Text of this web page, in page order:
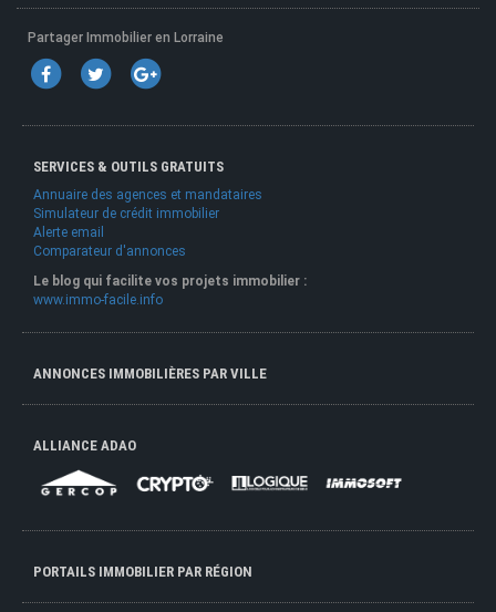
Partager Immobilier en Lorraine
SERVICES & OUTILS GRATUITS
Annuaire des agences et mandataires
Simulateur de crédit immobilier
Alerte email
Comparateur d'annonces
Le blog qui facilite vos projets immobilier :
www.immo-facile.info
ANNONCES IMMOBILIÈRES PAR VILLE
ALLIANCE ADAO
PORTAILS IMMOBILIER PAR RÉGION